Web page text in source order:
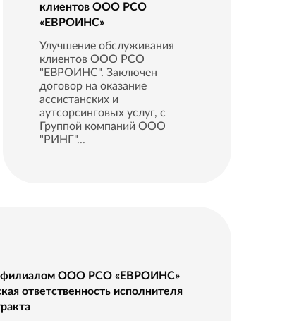
клиентов ООО РСО
«ЕВРОИНС»
Улучшение обслуживания
клиентов ООО РСО
"ЕВРОИНС". Заключен
договор на оказание
ассистанских и
аутсорсинговых услуг, с
Группой компаний ООО
"РИНГ"...
филиалом ООО РСО «ЕВРОИНС»
ответственность исполнителя